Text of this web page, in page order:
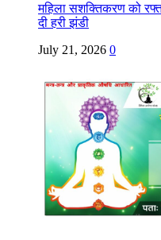
महिला सशक्तिकरण को
दी हरी झंडी
July 21, 2026 0